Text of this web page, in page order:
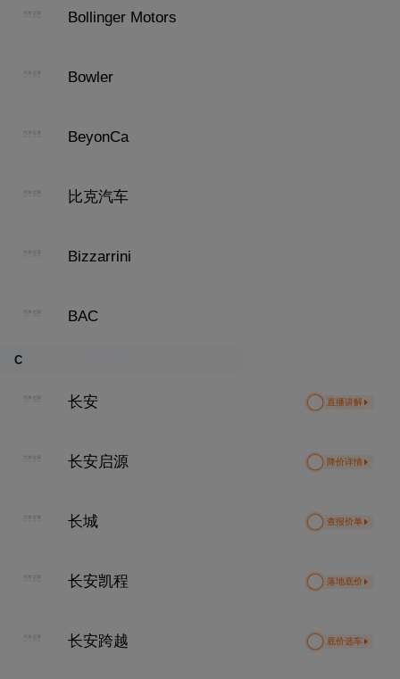
Bollinger Motors
Bowler
BeyonCa
比克汽车
Bizzarrini
BAC
C
长安 直播讲解
长安启源 降价详情
长城 查报价单
长安凯程 落地底价
长安跨越 底价选车